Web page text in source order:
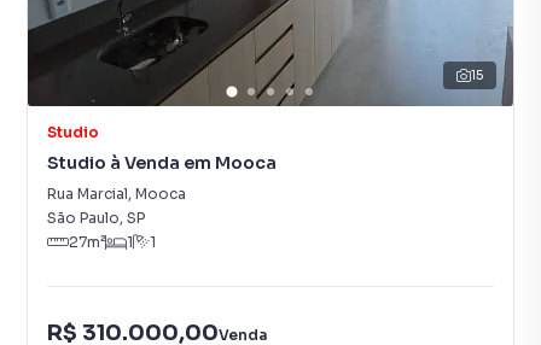
15
Studio
Studio à Venda em Mooca
Rua Marcial, Mooca
São Paulo, SP
27m² 1 1
R$ 310.000,00Venda